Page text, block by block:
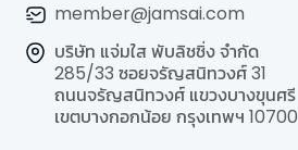
member@jamsai.com
บริษัท แจ่มใส พับลิชชิ่ง จำกัด
285/33 ซอยจรัญสนิทวงศ์ 31
ถนนจรัญสนิทวงศ์ แขวงบางขุนศรี
เขตบางกอกน้อย กรุงเทพฯ 10700